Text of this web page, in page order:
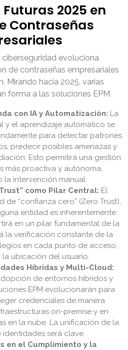
2025 en
Contraseñas
ciberseguridad evoluciona
de contraseñas empresariales
Mirando hacia 2025, varias
forma a las soluciones EPM.
con IA y Automatización: La
y el aprendizaje automático se
para detectar patrones
predecir posibles amenazas y
Esto permitirá una gestión
más proactiva y autónoma,
la intervención manual.
como Pilar Central: El
de “confianza cero” (Zero Trust),
entidad es inherentemente
en un pilar fundamental de la
la verificación constante de la
en cada punto de acceso,
la ubicación del usuario.
Híbridas y Multi-Cloud:
de entornos híbridos y
EPM evolucionarán para
credenciales de manera
on-premise y en
en la nube. La unificación de la
identidades será clave.
en el Cumplimiento y la